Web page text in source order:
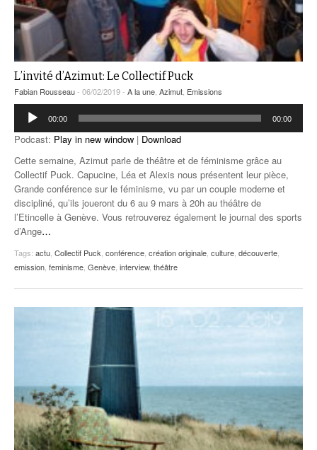
L’invité d’Azimut: Le Collectif Puck
Fabian Rousseau- 06/02/2019 - A la une Azimut Emissions
Lecteur
audio
00:00 00:00
Podcast: Play in new window | Download
Cette semaine, Azimut parle de théâtre et de féminisme grâce au
Collectif Puck. Capucine, Léa et Alexis nous présentent leur pièce,
Grande conférence sur le féminisme, vu par un couple moderne et
discipliné, qu’ils joueront du 6 au 9 mars à 20h au théâtre de
l’Etincelle à Genève. Vous retrouverez également le journal des sports
d’Ange…
Tags: actu Collectif Puck conférence création originale culture découverte
emission feminisme Genève interview, théâtre